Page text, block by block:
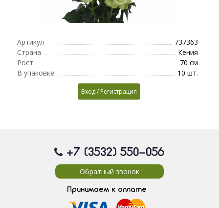
Артикул
737363
Страна
Кения
Рост
70 см
В упаковке
10 шт.
Вход / Регистрация
+7 (3532) 550-056
Обратный звонок
Принимаем к оплате